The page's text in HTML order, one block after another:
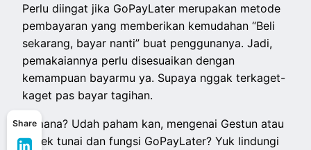
Share
Perlu diingat jika GoPayLater merupakan metode
pembayaran yang memberikan kemudahan “Beli
sekarang, bayar nanti” buat penggunanya. Jadi,
pemakaiannya perlu disesuaikan dengan
kemampuan bayarmu ya. Supaya nggak terkaget-
kaget pas bayar tagihan.
Gimana? Udah paham kan, mengenai Gestun atau
gesek tunai dan fungsi GoPayLater? Yuk lindungi